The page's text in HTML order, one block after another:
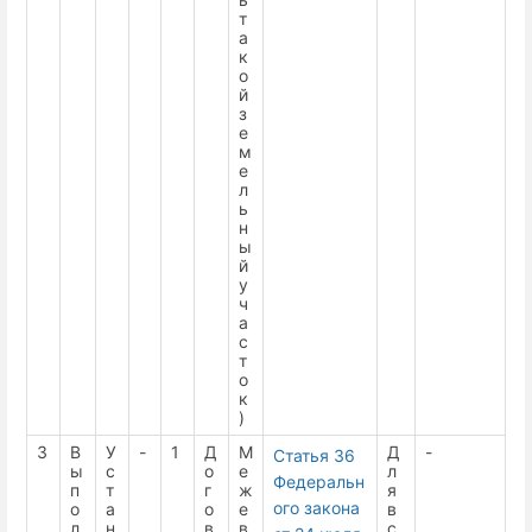
т
а
к
о
й
з
е
м
е
л
ь
н
ы
й
у
ч
а
с
т
о
к
)
3
В
ы
п
о
У
с
т
а
- 1
Д
о
г
о
М
е
ж
е
Статья 36
Федеральн
ого закона
Д
л
я
в
-